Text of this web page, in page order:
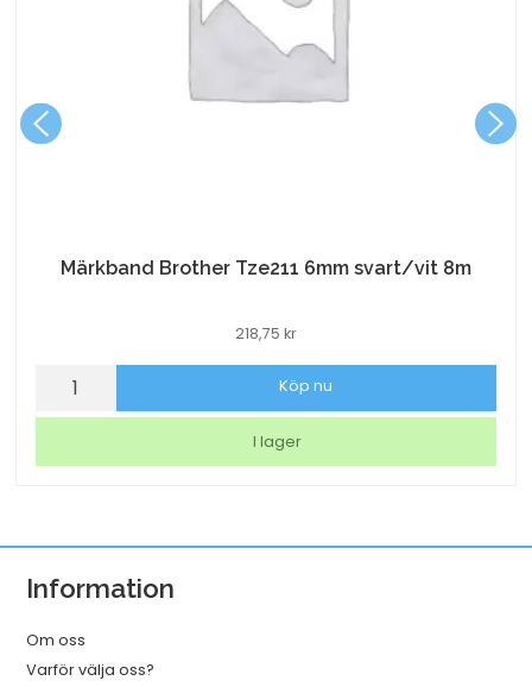
Märkband Brother Tze211 6mm svart/vit 8m
218,75 kr
Märkband
6mm
mängd
Köp nu
I lager
Information
Om oss
Varför välja oss?